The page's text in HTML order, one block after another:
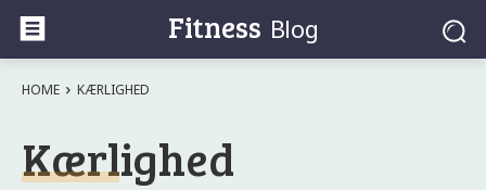
Fitness Blog
HOME KÆRLIGHED
Kærlighed